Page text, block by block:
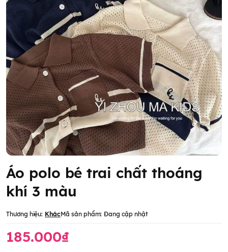
Áo polo bé trai chất thoáng
khí 3 màu
Thương hiệu: KhácMã sản phẩm: Đang cập nhật
185.000₫